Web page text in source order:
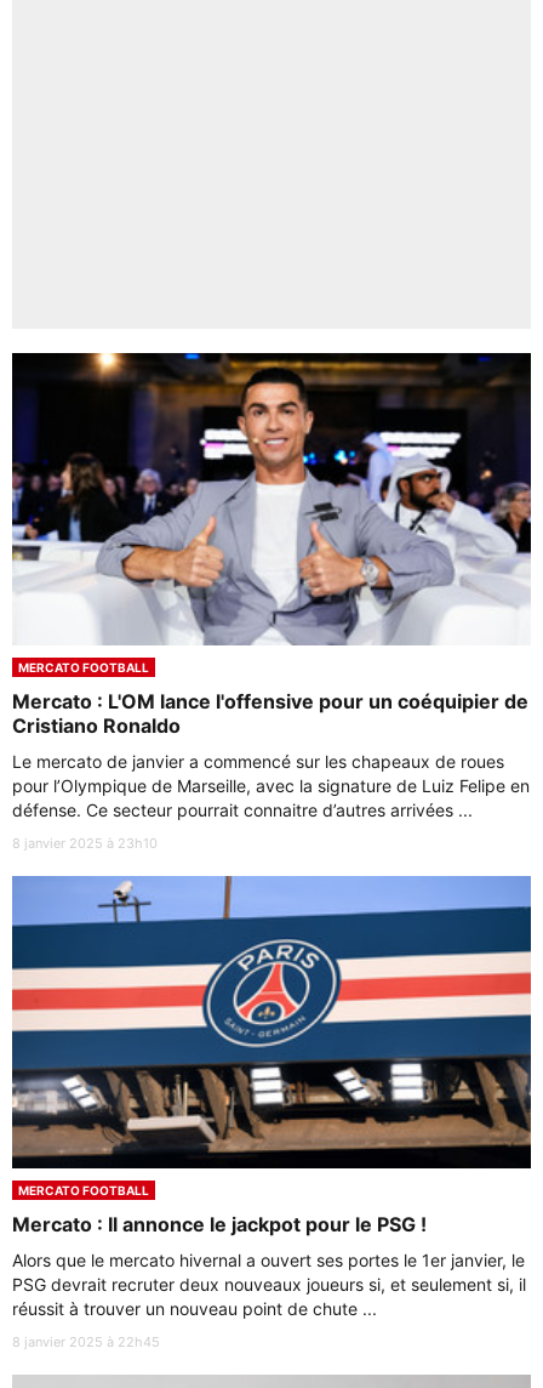
MERCATO FOOTBALL
Mercato : L'OM lance l'offensive pour un coéquipier de
Cristiano Ronaldo
Le mercato de janvier a commencé sur les chapeaux de roues
pour l’Olympique de Marseille, avec la signature de Luiz Felipe en
défense. Ce secteur pourrait connaitre d’autres arrivées ...
8 janvier 2025 à 23h10
MERCATO FOOTBALL
Mercato : Il annonce le jackpot pour le PSG !
Alors que le mercato hivernal a ouvert ses portes le 1er janvier, le
PSG devrait recruter deux nouveaux joueurs si, et seulement si, il
réussit à trouver un nouveau point de chute ...
8 janvier 2025 à 22h45